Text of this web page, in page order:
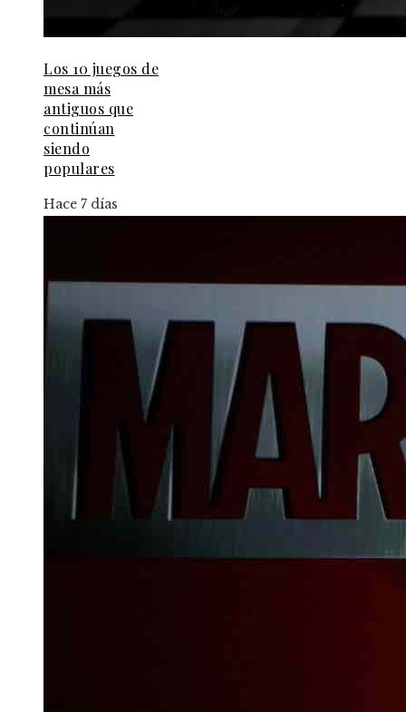
Los 10 juegos de
mesa más
antiguos que
continúan
siendo
populares
Hace 7 días